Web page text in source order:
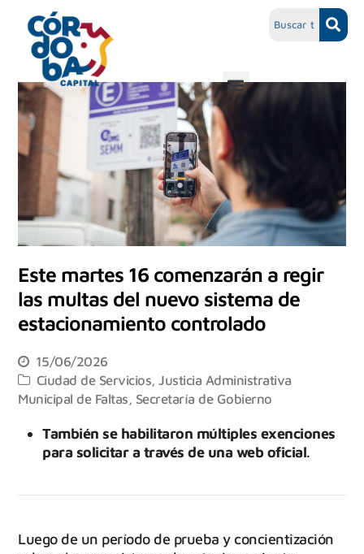
Este martes 16 comenzarán a regir
las multas del nuevo sistema de
estacionamiento controlado
15/06/2026
Ciudad de Servicios
Justicia Administrativa
Municipal de Faltas Secretaría de Gobierno
También se habilitaron múltiples exenciones
para solicitar a través de una web oficial.
Luego de un período de prueba y concientización